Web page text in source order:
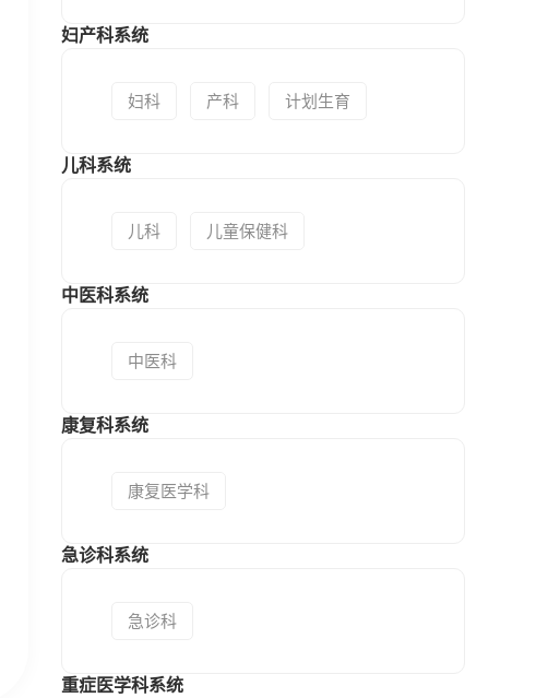
妇产科系统
妇科 产科 计划生育
儿科系统
儿科 儿童保健科
中医科系统
中医科
康复科系统
康复医学科
急诊科系统
急诊科
重症医学科系统